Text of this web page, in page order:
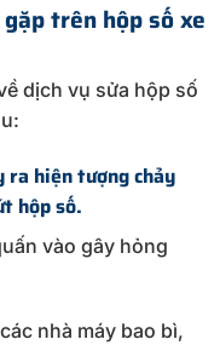
trên hộp số xe
dịch vụ sửa hộp số
ra hiện tượng chảy
hộp số.
vào gây hỏng
nhà máy bao bì,